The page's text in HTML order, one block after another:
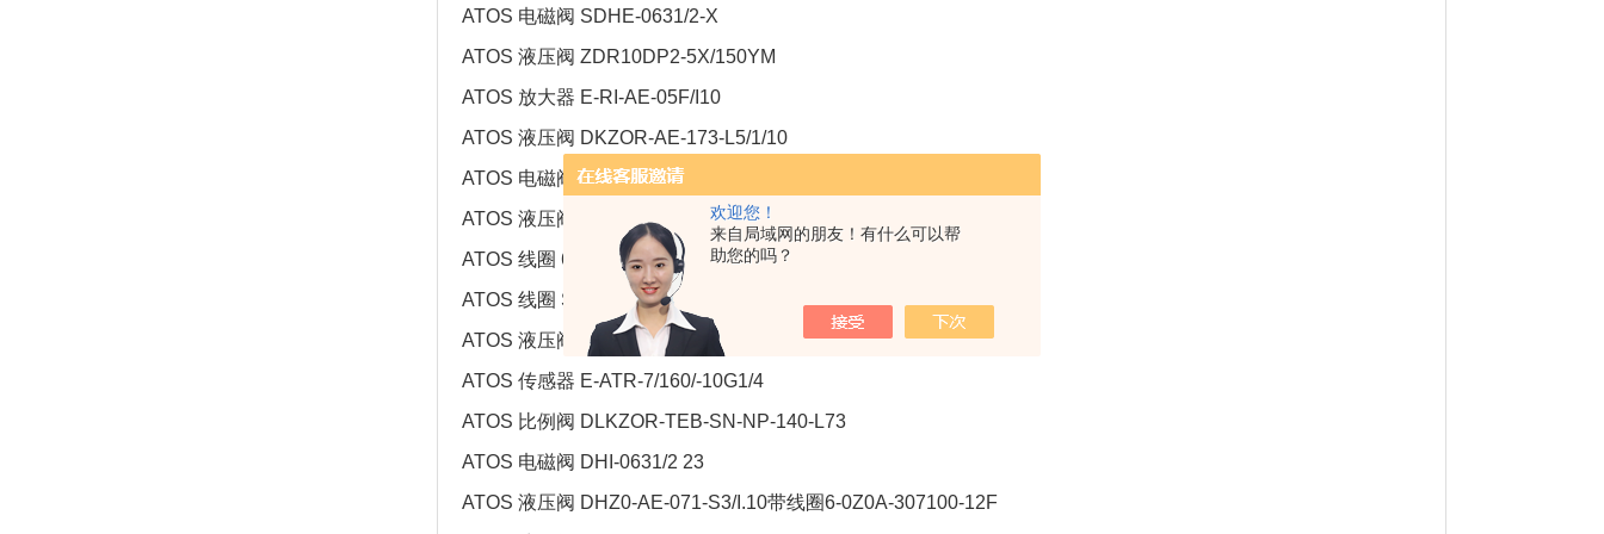
欢迎您！
来自局域网的朋友！有什么可以帮
助您的吗？
ATOS 电磁阀 SDHE-0631/2-X
ATOS 液压阀 ZDR10DP2-5X/150YM
ATOS 放大器 E-RI-AE-05F/I10
ATOS 液压阀 DKZOR-AE-173-L5/1/10
ATOS 电磁阀 DKE-1710DC1024VDC
ATOS 液压阀 DHU-0714/18
ATOS 线圈 6-OZOA-202100-12F
ATOS 线圈 SP-COUR-24DC/10
ATOS 液压阀 AGAM-10/11/210-EX24DC
ATOS 传感器 E-ATR-7/160/-10G1/4
ATOS 比例阀 DLKZOR-TEB-SN-NP-140-L73
ATOS 电磁阀 DHI-0631/2 23
ATOS 液压阀 DHZ0-AE-071-S3/I.10带线圈6-0Z0A-307100-12F